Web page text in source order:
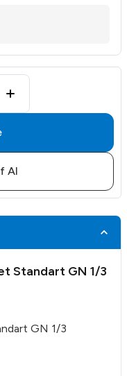
Al
Standart GN 1/3
GN 1/3